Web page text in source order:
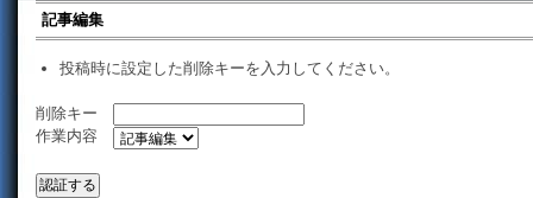
記事編集
投稿時に設定した削除キーを入力してください。
削除キー
作業内容